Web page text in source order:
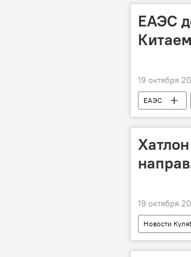
ЕАЭС
Китаем
19 октября
ЕАЭС
19 октября
Новости